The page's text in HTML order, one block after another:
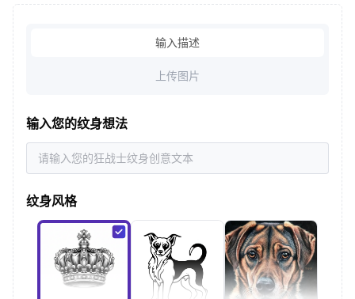
输入描述
上传图片
输入您的纹身想法
纹身风格